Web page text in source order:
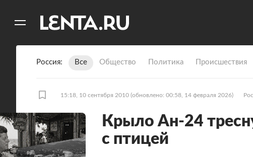
Россия Все Общество Политика Происшествия
15:18, 10 сентября 2010 (обновлено: 00:58, 14 февраля 2026)
Крыло Ан-24
с птицей